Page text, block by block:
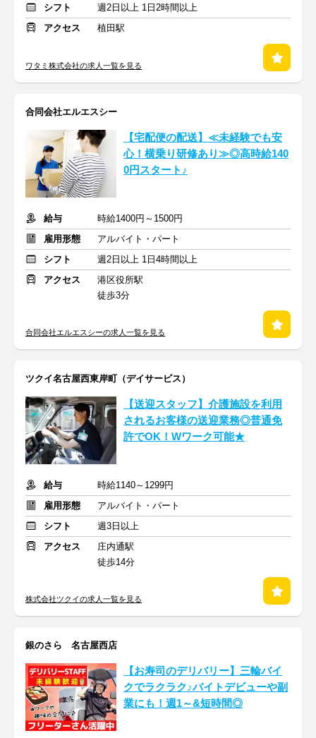
シフト
週2日以上 1日2時間以上
アクセス
植田駅
ワタミ株式会社の求人一覧を見る
合同会社エルエスシー
【宅配便の配送】≪未経験でも安
心！横乗り研修あり≫◎高時給140
0円スタート♪
給与
時給1400円～1500円
雇用形態
アルバイト・パート
シフト
週2日以上 1日4時間以上
アクセス
港区役所駅
徒歩3分
合同会社エルエスシーの求人一覧を見る
ツクイ名古屋西東岸町（デイサービス）
【送迎スタッフ】介護施設を利用
されるお客様の送迎業務◎普通免
許でOK！Wワーク可能★
給与
時給1140～1299円
雇用形態
アルバイト・パート
シフト
週3日以上
アクセス
庄内通駅
徒歩14分
株式会社ツクイの求人一覧を見る
銀のさら 名古屋西店
【お寿司のデリバリー】三輪バイ
クでラクラク♪バイトデビューや副
業にも！週1～&短時間◎